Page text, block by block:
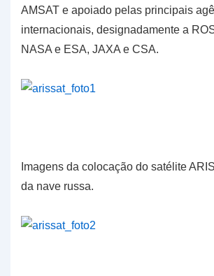
AMSAT e apoiado pelas principais
internacionais, designadamente a
NASA e ESA, JAXA e CSA.
Imagens da colocação do satélite
da nave russa.